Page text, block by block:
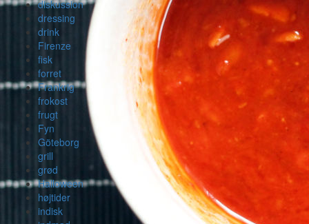
diskussion
dressing
drink
Firenze
fisk
forret
Frankrig
frokost
frugt
Fyn
Göteborg
grill
grød
Halloween
højtider
indisk